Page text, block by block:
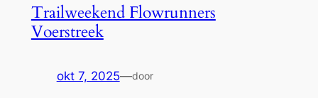
Trailweekend Flowrunners
Voerstreek
okt 7, 2025—door